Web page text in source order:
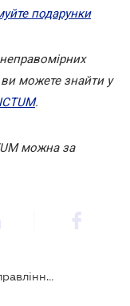
подарунки
можете знайти у
.
можна за
Як компенсувати неякісні послуги з управління будинком?